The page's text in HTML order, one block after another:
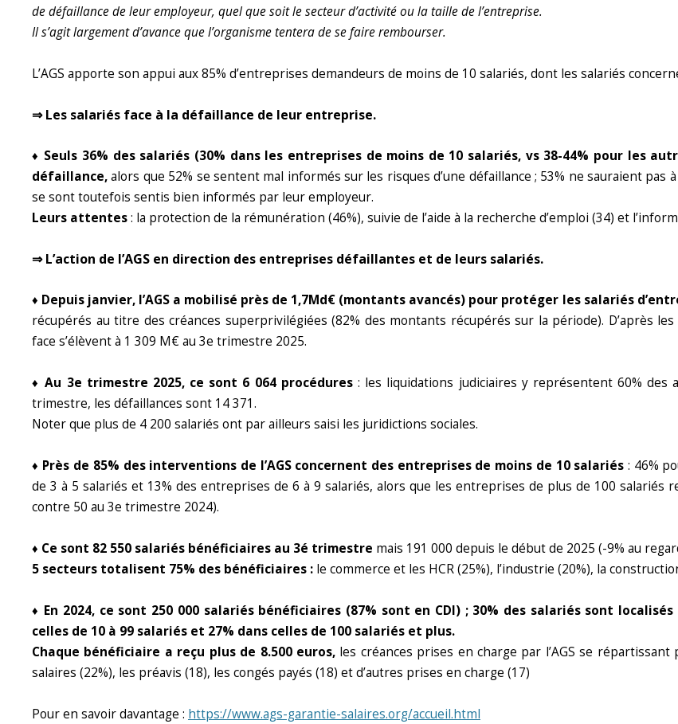
de défaillance de leur employeur, quel que soit le secteur d’activité ou la taille de l’entreprise.
Il s’agit largement d’avance que l’organisme tentera de se faire rembourser.
L’AGS apporte son appui aux 85% d’entreprises demandeurs de moins de 10 salariés, dont les salariés
⇒ Les salariés face à la défaillance de leur entreprise.
♦ Seuls 36% des salariés (30% dans les entreprises de moins de 10 salariés, vs 38-44% pour les
défaillance,alors que 52% se sentent mal informés sur les risques d’une défaillance ; 53% ne sauraient pas
se sont toutefois sentis bien informés par leur employeur.
Leurs attentes: la protection de la rémunération (46%), suivie de l’aide à la recherche d’emploi (34) et
⇒ L’action de l’AGS en direction des entreprises défaillantes et de leurs salariés.
♦ Depuis janvier, l’AGS a mobilisé près de 1,7Md€ (montants avancés) pour protéger les salariés
récupérés au titre des créances superprivilégiées (82% des montants récupérés sur la période). D’après
face s’élèvent à 1 309 M€ au 3e trimestre 2025.
♦ Au 3e trimestre 2025, ce sont 6 064 procédures: les liquidations judiciaires y représentent 60% des
trimestre, les défaillances sont 14 371.
Noter que plus de 4 200 salariés ont par ailleurs saisi les juridictions sociales.
♦ Près de 85% des interventions de l’AGS concernent des entreprises de moins de 10 salariés : 46%
de 3 à 5 salariés et 13% des entreprises de 6 à 9 salariés, alors que les entreprises de plus de 100
contre 50 au 3e trimestre 2024).
♦ Ce sont 82 550 salariés bénéficiaires au 3é trimestre mais 191 000 depuis le début de 2025 (-9% au
5 secteurs totalisent 75% des bénéficiaires : le commerce et les HCR (25%), l’industrie (20%), la
♦ En 2024, ce sont 250 000 salariés bénéficiaires (87% sont en CDI) ; 30% des salariés sont
celles de 10 à 99 salariés et 27% dans celles de 100 salariés et plus.
Chaque bénéficiaire a reçu plus de 8.500 euros, les créances prises en charge par l’AGS se
salaires (22%), les préavis (18), les congés payés (18) et d’autres prises en charge (17)
Pour en savoir davantage : https://www.ags-garantie-salaires.org/accueil.html